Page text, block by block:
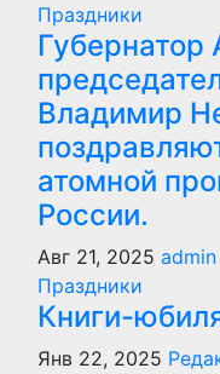
Праздники
Губернатор
Владимир
атомной
России.
Авг 21, 2025 admin
Праздники
Книги-
Янв 22, 2025